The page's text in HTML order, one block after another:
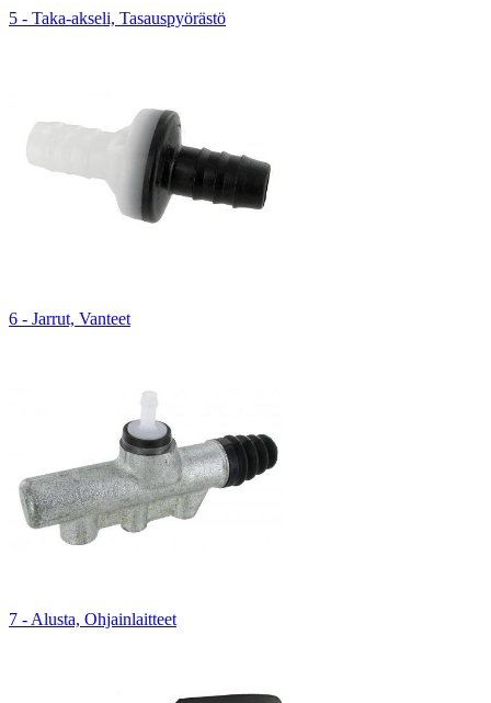
5 - Taka-akseli, Tasauspyörästö
6 - Jarrut, Vanteet
7 - Alusta, Ohjainlaitteet